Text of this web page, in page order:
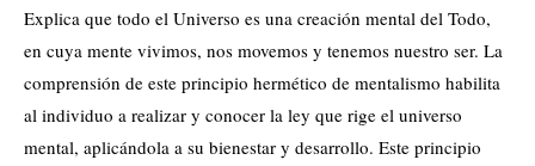
Explica que todo el Universo es una creación mental del Todo,
en cuya mente vivimos, nos movemos y tenemos nuestro ser. La
comprensión de este principio hermético de mentalismo habilita
al individuo a realizar y conocer la ley que rige el universo
mental, aplicándola a su bienestar y desarrollo. Este principio